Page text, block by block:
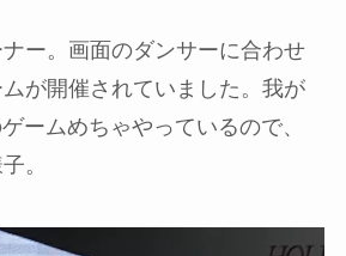
ー。画面のダンサーに合わせ
が開催されていました。我が
ームめちゃやっているので、
。